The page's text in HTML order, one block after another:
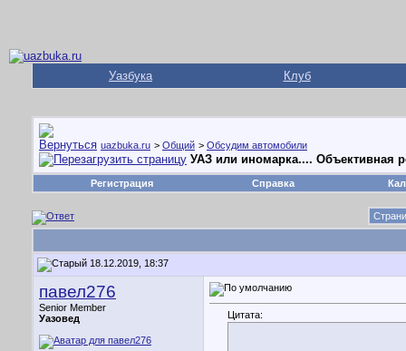
Уазбука Клуб
uazbuka.ru > Общий > Обсудим автомобили
УАЗ или иномарка.... Объективная
Регистрация Справка
18.12.2019, 18:37
павел276
Senior Member
Уазовед
Цитата: